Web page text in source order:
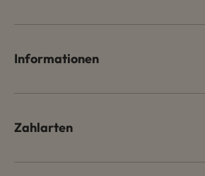
Informationen
Zahlarten